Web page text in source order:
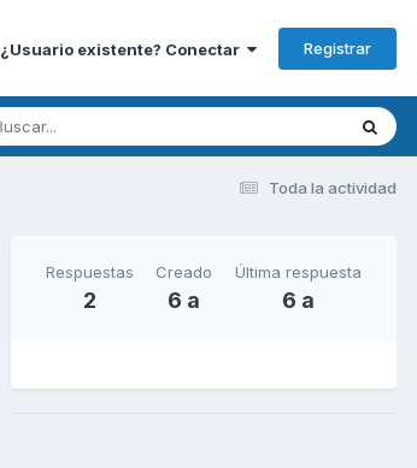
¿Usuario existente? Conectar Registrar
Toda la actividad
Respuestas
2
Creado
6 a
Última respuesta
6 a